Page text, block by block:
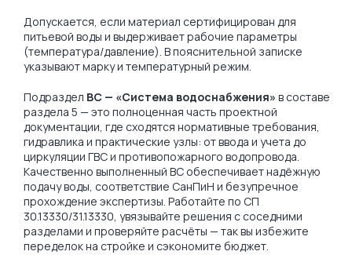
Допускается, если материал сертифицирован для
питьевой воды и выдерживает рабочие параметры
(температура/давление). В пояснительной записке
указывают марку и температурный режим.
Подраздел ВС — «Система водоснабжения» в составе
раздела 5 — это полноценная часть проектной
документации, где сходятся нормативные требования,
гидравлика и практические узлы: от ввода и учета до
циркуляции ГВС и противопожарного водопровода.
Качественно выполненный ВС обеспечивает надёжную
подачу воды, соответствие СанПиН и безупречное
прохождение экспертизы. Работайте по СП
30.13330/31.13330, увязывайте решения с соседними
разделами и проверяйте расчёты — так вы избежите
переделок на стройке и сэкономите бюджет.